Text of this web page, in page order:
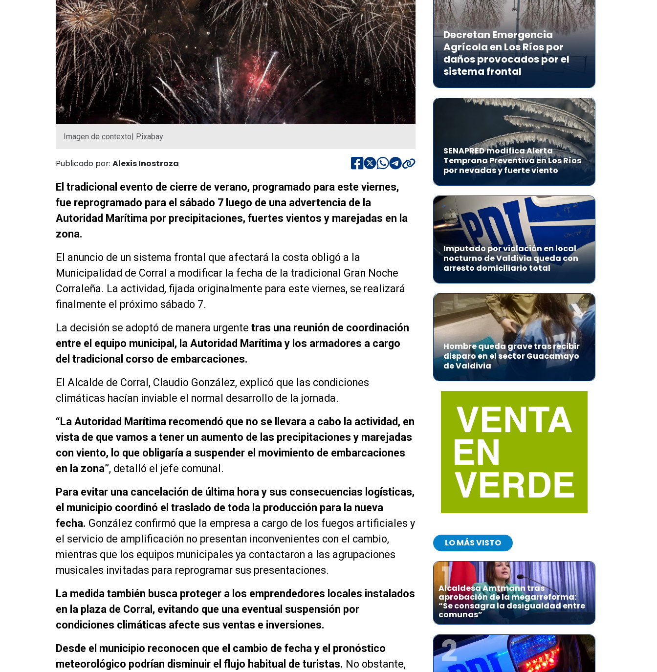
Imagen de contexto| Pixabay
Publicado por: Alexis Inostroza
El tradicional evento de cierre de verano, programado para este viernes,
fue reprogramado para el sábado 7 luego de una advertencia de la
Autoridad Marítima por precipitaciones, fuertes vientos y marejadas en la
zona.
El anuncio de un sistema frontal que afectará la costa obligó a la
Municipalidad de Corral a modificar la fecha de la tradicional Gran Noche
Corraleña. La actividad, fijada originalmente para este viernes, se realizará
finalmente el próximo sábado 7.
La decisión se adoptó de manera urgente tras una reunión de coordinación
entre el equipo municipal, la Autoridad Marítima y los armadores a cargo
del tradicional corso de embarcaciones.
El Alcalde de Corral, Claudio González, explicó que las condiciones
climáticas hacían inviable el normal desarrollo de la jornada.
“La Autoridad Marítima recomendó que no se llevara a cabo la actividad, en
vista de que vamos a tener un aumento de las precipitaciones y marejadas
con viento, lo que obligaría a suspender el movimiento de embarcaciones
en la zona”, detalló el jefe comunal.
Para evitar una cancelación de última hora y sus consecuencias logísticas,
el municipio coordinó el traslado de toda la producción para la nueva
fecha. González confirmó que la empresa a cargo de los fuegos artificiales y
el servicio de amplificación no presentan inconvenientes con el cambio,
mientras que los equipos municipales ya contactaron a las agrupaciones
musicales invitadas para reprogramar sus presentaciones.
La medida también busca proteger a los emprendedores locales instalados
en la plaza de Corral, evitando que una eventual suspensión por
condiciones climáticas afecte sus ventas e inversiones.
Desde el municipio reconocen que el cambio de fecha y el pronóstico
meteorológico podrían disminuir el flujo habitual de turistas. No obstante,
Decretan Emergencia
Agrícola en Los Ríos por
daños provocados por el
sistema frontal
SENAPRED modifica Alerta
Temprana Preventiva en Los Ríos
por nevadas y fuerte viento
Imputado por violación en local
nocturno de Valdivia queda con
arresto domiciliario total
Hombre queda grave tras recibir
disparo en el sector Guacamayo
de Valdivia
LO MÁS VISTO
1
Alcaldesa Amtmann tras
aprobación de la megarreforma:
“Se consagra la desigualdad entre
comunas”
2